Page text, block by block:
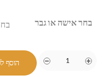
בחר אישה או גבר
הוסף